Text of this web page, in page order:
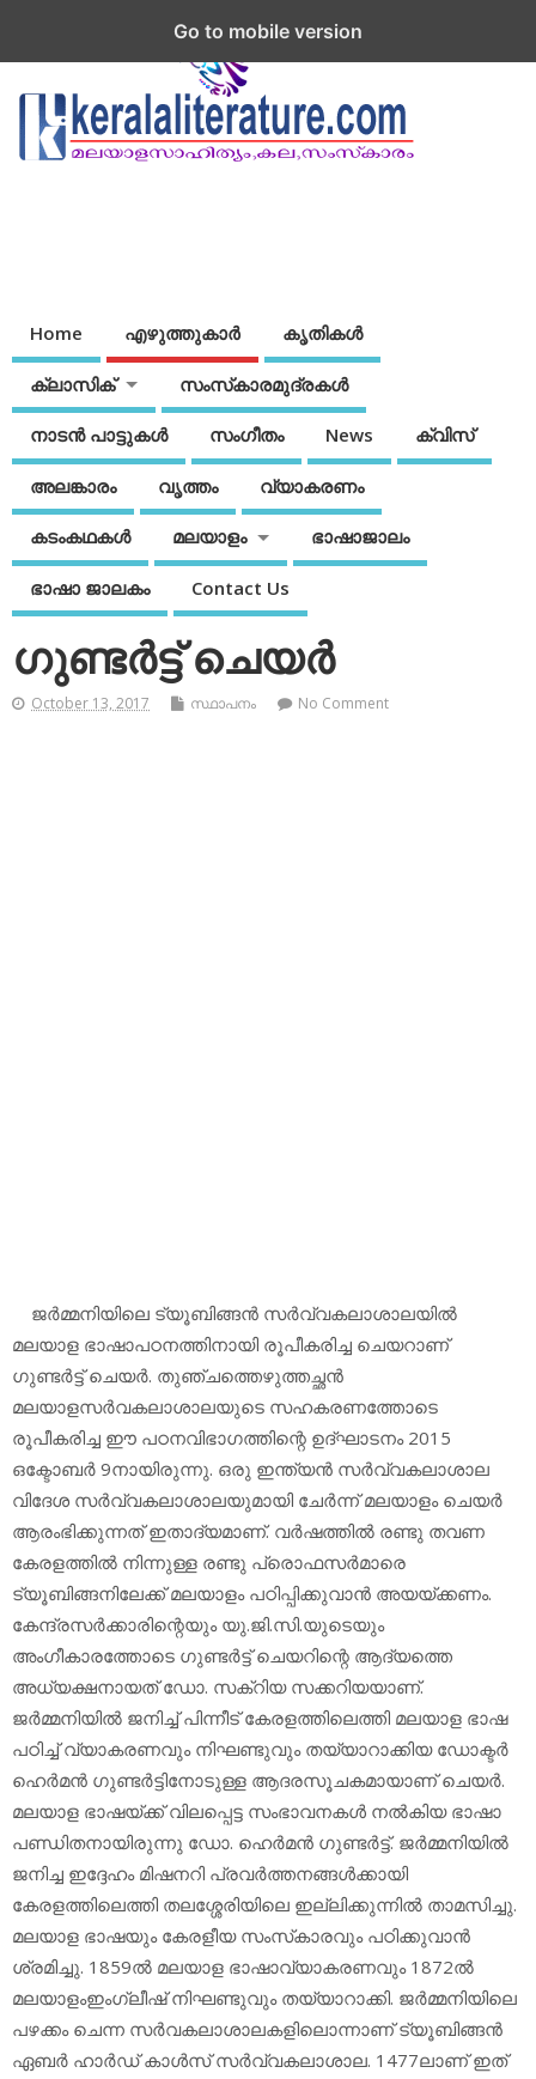
Home എഴുത്തുകാര്‍ കൃതികൾ
ക്ലാസിക് സംസ്‌കാരമുദ്രകള്‍
നാടന്‍ പാട്ടുകള്‍ സംഗീതം News ക്വിസ്
അലങ്കാരം വൃത്തം വ്യാകരണം
കടംകഥകള്‍ മലയാളം ഭാഷാജാലം
ഭാഷാ ജാലകം Contact Us
ഗുണ്ടര്‍ട്ട് ചെയര്‍
October 13, 2017 സ്ഥാപനം No Comment
ജര്‍മ്മനിയിലെ ട്യൂബിങ്ങന്‍ സര്‍വ്വകലാശാലയില്‍
മലയാള ഭാഷാപഠനത്തിനായി രൂപീകരിച്ച ചെയറാണ്
ഗുണ്ടര്‍ട്ട് ചെയര്‍. തുഞ്ചത്തെഴുത്തച്ഛന്‍
മലയാളസര്‍വകലാശാലയുടെ സഹകരണത്തോടെ
രൂപീകരിച്ച ഈ പഠനവിഭാഗത്തിന്റെ ഉദ്ഘാടനം 2015
ഒക്ടോബര്‍ 9നായിരുന്നു. ഒരു ഇന്ത്യന്‍ സര്‍വ്വകലാശാല
വിദേശ സര്‍വ്വകലാശാലയുമായി ചേര്‍ന്ന് മലയാളം ചെയര്‍
ആരംഭിക്കുന്നത് ഇതാദ്യമാണ്. വര്‍ഷത്തില്‍ രണ്ടു തവണ
കേരളത്തില്‍ നിന്നുള്ള രണ്ടു പ്രൊഫസര്‍മാരെ
ട്യൂബിങ്ങനിലേക്ക് മലയാളം പഠിപ്പിക്കുവാന്‍ അയയ്ക്കണം.
കേന്ദ്രസര്‍ക്കാരിന്റെയും യു.ജി.സി.യുടെയും
അംഗീകാരത്തോടെ ഗുണ്ടര്‍ട്ട് ചെയറിന്റെ ആദ്യത്തെ
അധ്യക്ഷനായത് ഡോ. സക്‌റിയ സക്കറിയയാണ്.
ജര്‍മ്മനിയില്‍ ജനിച്ച് പിന്നീട് കേരളത്തിലെത്തി മലയാള ഭാഷ
പഠിച്ച് വ്യാകരണവും നിഘണ്ടുവും തയ്യാറാക്കിയ ഡോക്ടര്‍
ഹെര്‍മന്‍ ഗുണ്ടര്‍ട്ടിനോടുള്ള ആദരസൂചകമായാണ് ചെയര്‍.
മലയാള ഭാഷയ്ക്ക് വിലപ്പെട്ട സംഭാവനകള്‍ നല്‍കിയ ഭാഷാ
പണ്ഡിതനായിരുന്നു ഡോ. ഹെര്‍മന്‍ ഗുണ്ടര്‍ട്ട്. ജര്‍മ്മനിയില്‍
ജനിച്ച ഇദ്ദേഹം മിഷനറി പ്രവര്‍ത്തനങ്ങള്‍ക്കായി
കേരളത്തിലെത്തി തലശ്ശേരിയിലെ ഇല്ലിക്കുന്നില്‍ താമസിച്ചു.
മലയാള ഭാഷയും കേരളീയ സംസ്‌കാരവും പഠിക്കുവാന്‍
ശ്രമിച്ചു. 1859ല്‍ മലയാള ഭാഷാവ്യാകരണവും 1872ല്‍
മലയാളംഇംഗ്ലീഷ് നിഘണ്ടുവും തയ്യാറാക്കി. ജര്‍മ്മനിയിലെ
പഴക്കം ചെന്ന സര്‍വകലാശാലകളിലൊന്നാണ് ട്യൂബിങ്ങന്‍
ഏബര്‍ ഹാര്‍ഡ് കാള്‍സ് സര്‍വ്വകലാശാല. 1477ലാണ് ഇത്
Go to mobile version